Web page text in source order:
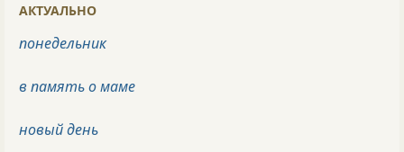
АКТУАЛЬНО
понедельник
в память о маме
новый день